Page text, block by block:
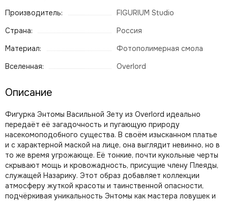
Производитель:
FIGURIUM Studio
Страна:
Россия
Материал:
Фотополимерная смола
Вселенная:
Overlord
Описание
Фигурка Энтомы Васильной Зету из Overlord идеально
передаёт её загадочность и пугающую природу
насекомоподобного существа. В своём изысканном платье
и с характерной маской на лице, она выглядит невинно, но в
то же время угрожающе. Её тонкие, почти кукольные черты
скрывают мощь и кровожадность, присущие члену Плеяды,
служащей Назарику. Этот образ добавляет коллекции
атмосферу жуткой красоты и таинственной опасности,
подчёркивая уникальность Энтомы как мастера ловушек и